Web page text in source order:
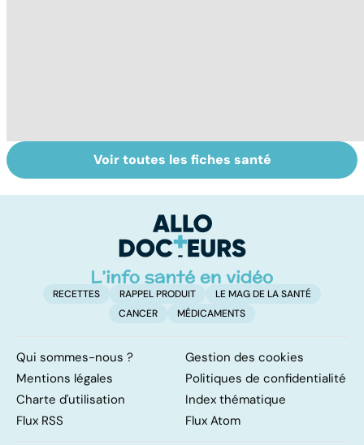
Tout savoir sur
les infections
Inflammation des
amygdales : que
d'angine ?
Voir toutes les fiches santé
RECETTES RAPPEL PRODUIT
LE MAG DE LA SANTÉ
CANCER
MÉDICAMENTS
Qui sommes-nous ?
Gestion des cookies
Mentions légales
Politiques de confidentialité
Charte d'utilisation
Index thématique
Flux RSS
Flux Atom